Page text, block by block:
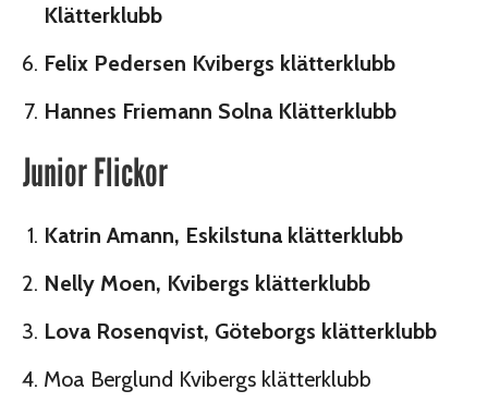
Klätterklubb
Felix Pedersen Kvibergs klätterklubb
Hannes Friemann Solna Klätterklubb
Junior Flickor
Katrin Amann, Eskilstuna klätterklubb
Nelly Moen, Kvibergs klätterklubb
Lova Rosenqvist, Göteborgs klätterklubb
Moa Berglund Kvibergs klätterklubb